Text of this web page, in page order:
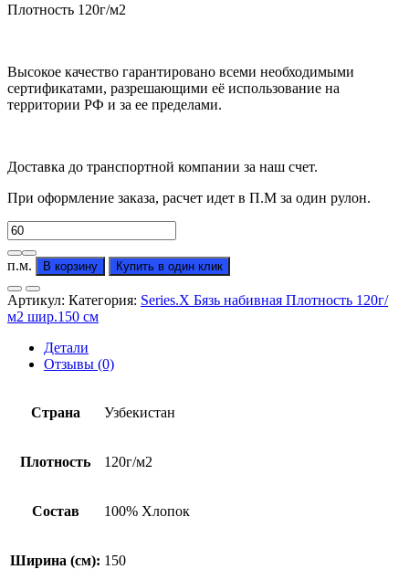
Плотность 120г/м2
Высокое качество гарантировано всеми необходимыми
сертификатами, разрешающими её использование на
территории РФ и за ее пределами.
Доставка до транспортной компании за наш счет.
При оформление заказа, расчет идет в П.М за один рулон.
Количество
товара
Бязь
Узбекистан
вид
"948/1"
(от
производителя)
п.м. В корзину Купить в один клик
Артикул: Категория: Series.X Бязь набивная Плотность 120г/
м2 шир.150 см
Детали
Отзывы (0)
Страна Узбекистан
Плотность 120г/м2
Состав 100% Хлопок
Ширина (см): 150